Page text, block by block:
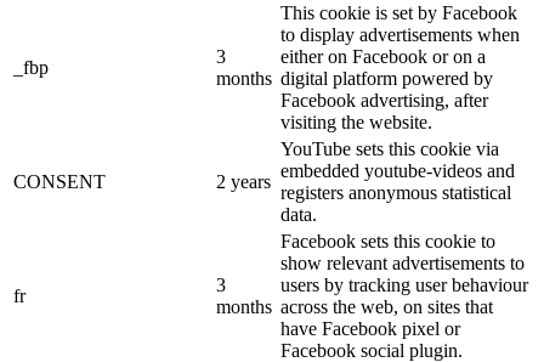
_fbp
3
months
This cookie is set by Facebook
to display advertisements when
either on Facebook or on a
digital platform powered by
Facebook advertising, after
visiting the website.
CONSENT 2 years
YouTube sets this cookie via
embedded youtube-videos and
registers anonymous statistical
data.
fr
3
months
Facebook sets this cookie to
show relevant advertisements to
users by tracking user behaviour
across the web, on sites that
have Facebook pixel or
Facebook social plugin.